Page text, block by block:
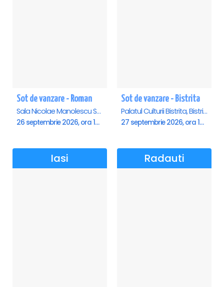
Sot de vanzare - Roman
Sala Nicolae Manolescu Strunga (Sala de festivitati a Primariei Roman), Roman
26 septembrie 2026, ora 19:00
Sot de vanzare - Bistrita
Palatul Culturii Bistrita, Bistrita
27 septembrie 2026, ora 19:00
Iasi Radauti